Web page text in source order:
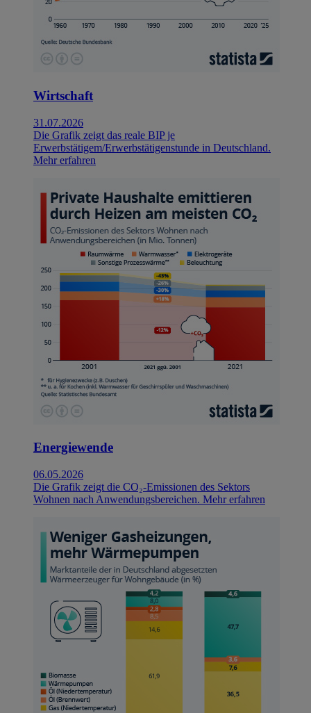
Wirtschaft
31.07.2026
Die Grafik zeigt das reale BIP je
Erwerbstätigem/Erwerbstätigenstunde in Deutschland.
Mehr erfahren
Energiewende
06.05.2026
Die Grafik zeigt die CO₂-Emissionen des Sektors
Wohnen nach Anwendungsbereichen. Mehr erfahren